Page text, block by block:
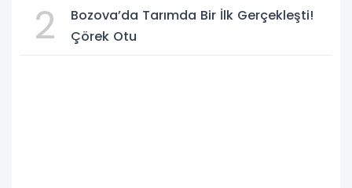
2
Bozova’da Tarımda Bir İlk Gerçekleşti!
Çörek Otu